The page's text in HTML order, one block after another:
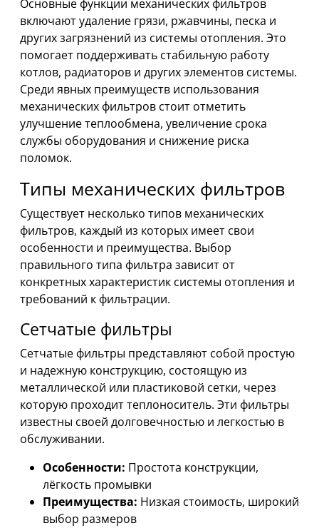
Основные функции механических фильтров
включают удаление грязи, ржавчины, песка и
других загрязнений из системы отопления. Это
помогает поддерживать стабильную работу
котлов, радиаторов и других элементов системы.
Среди явных преимуществ использования
механических фильтров стоит отметить
улучшение теплообмена, увеличение срока
службы оборудования и снижение риска
поломок.
Типы механических фильтров
Существует несколько типов механических
фильтров, каждый из которых имеет свои
особенности и преимущества. Выбор
правильного типа фильтра зависит от
конкретных характеристик системы отопления и
требований к фильтрации.
Сетчатые фильтры
Сетчатые фильтры представляют собой простую
и надежную конструкцию, состоящую из
металлической или пластиковой сетки, через
которую проходит теплоноситель. Эти фильтры
известны своей долговечностью и легкостью в
обслуживании.
Особенности: Простота конструкции,
лёгкость промывки
Преимущества: Низкая стоимость, широкий
выбор размеров